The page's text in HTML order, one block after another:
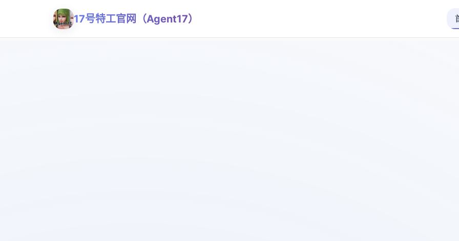
17号特工官网（Agent17）